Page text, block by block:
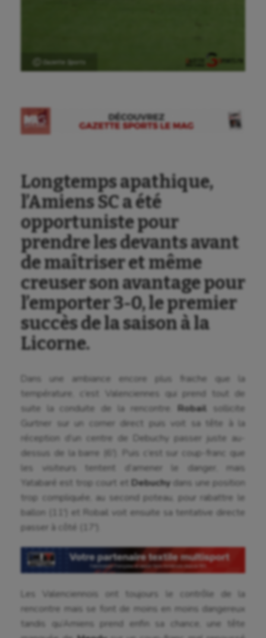
Aéronautique
Athlétisme
Auto
Aviron
Ⓒ Gazette Sports
Longtemps apathique,
l’Amiens SC a été
opportuniste pour
prendre les devants avant
de maîtriser et même
creuser son avantage pour
l’emporter 3-0, le premier
succès de la saison à la
Licorne.
Dans une ambiance encore plus fraiche que la
température, c’est Valenciennes qui prend tout de
suite la conduite de la rencontre.Robail
sollicite
Gurtner sur un corner direct puis voit sa tête à la
réception d’un centre de Debuchy passer juste au-
dessus de la barre (6′). Puis c’est sur coup-franc que
les visiteurs tentent d’amener le danger, mais
Yatabaré est trop court et Debuchydans une position
trop compliquée, au second poteau, pour rabattre le
ballon (11′) et Robail voit ensuite sa tentative directe
passer à côté (17′).
Les Valenciennois ont toujours le contrôle de la
rencontre mais se font de moins en moins dangereux
tandis qu’Amiens prend enfin sa chance, une tête